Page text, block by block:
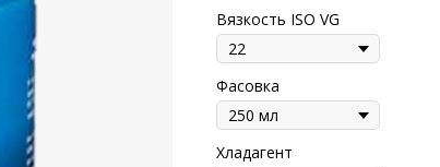
Вязкость ISO VG
Фасовка
Хладагент